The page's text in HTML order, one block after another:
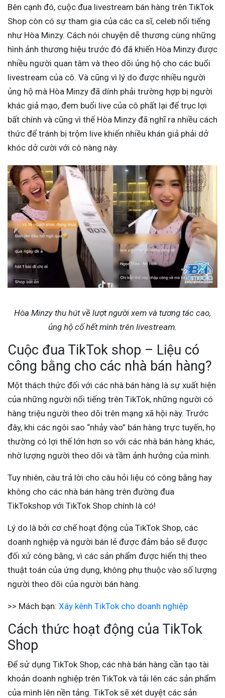
Bên cạnh đó, cuộc đua livestream bán hàng trên TikTok
Shop còn có sự tham gia của các ca sĩ, celeb nổi tiếng
như Hòa Minzy. Cách nói chuyện dễ thương cùng những
hình ảnh thương hiệu trước đó đã khiến Hòa Minzy được
nhiều người quan tâm và theo dõi ủng hộ cho các buổi
livestream của cô. Và cũng vì lý do được nhiều người
ủng hộ mà Hòa Minzy đã dính phải trường hợp bị người
khác giả mạo, đem buổi live của cô phất lại để trục lợi
bất chính và cũng vì thế Hòa Minzy đã nghĩ ra nhiều cách
thức để tránh bị trộm live khiến nhiều khán giả phải dở
khóc dở cười với cô nàng này.
Hòa Minzy thu hút về lượt người xem và tương tác cao,
ủng hộ cố hết mình trên livestream.
Cuộc đua TikTok shop – Liệu có
công bằng cho các nhà bán hàng?
Một thách thức đối với các nhà bán hàng là sự xuất hiện
của những người nổi tiếng trên TikTok, những người có
hàng triệu người theo dõi trên mạng xã hội này. Trước
đây, khi các ngôi sao “nhảy vào” bán hàng trực tuyến, họ
thường có lợi thế lớn hơn so với các nhà bán hàng khác,
nhờ lượng người theo dõi và tầm ảnh hưởng của mình.
Tuy nhiên, câu trả lời cho câu hỏi liệu có công bằng hay
không cho các nhà bán hàng trên đường đua
TikTokshop với TikTok Shop chính là có!
Lý do là bởi cơ chế hoạt động của TikTok Shop, các
doanh nghiệp và người bán lẻ được đảm bảo sẽ được
đối xử công bằng, vì các sản phẩm được hiển thị theo
thuật toán của ứng dụng, không phụ thuộc vào số lượng
người theo dõi của người bán hàng.
>> Mách bạn: Xây kênh TikTok cho doanh nghiệp
Cách thức hoạt động của TikTok
Shop
Để sử dụng TikTok Shop, các nhà bán hàng cần tạo tài
khoản doanh nghiệp trên TikTok và tải lên các sản phẩm
của mình lên nền tảng. TikTok sẽ xét duyệt các sản